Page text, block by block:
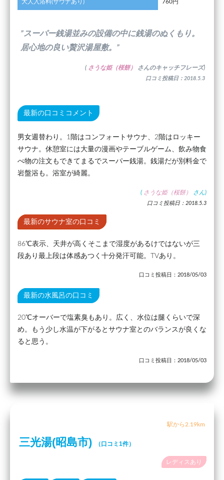
大人入浴料(サウナあり) 760円
”スーパー銭湯並みの設備の中に銭湯のぬくもり。
居心地の良い贅沢湯屋敷。”
( さうな姫（桜餅） さんのキャッチフレーズ)
口コミ投稿日：2018.5.3
最新の口コミコメント
男女週替わり。1階はコンフォートサウナ、2階はロッキー
サウナ。休憩室には大量の漫画やテーブルゲーム、飲み物食
べ物の注文もできてまるでスーパー銭湯。銭湯だが別料金で
岩盤浴も。浴室が綺麗。
( さうな姫（桜餅） さん)
口コミ投稿日：2018.5.3
最新のサウナ室の口コミ
86℃表示、天井が高くそこまで湿度があるけではないが三
段あり最上段は体感あつく十分発汗可能。TVあり。
口コミ投稿日：2018/05/03
最新の水風呂の口コミ
20℃オーバーで塩素臭もあり。広く、水位は腿くらいで深
め。もう少し水温が下がるとサウナ室とのバランスが良くな
ると思う。
口コミ投稿日：2018/05/03
駅から2.19km
三光湯(昭島市) （口コミ1件）
レディスあり